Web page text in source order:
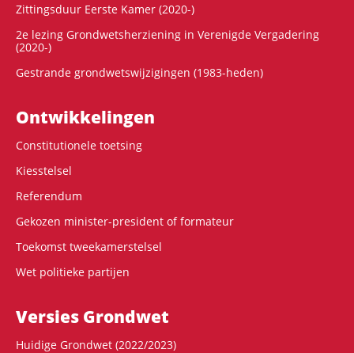
Zittingsduur Eerste Kamer (2020-)
2e lezing Grondwetsherziening in Verenigde Vergadering
(2020-)
Gestrande grondwetswijzigingen (1983-heden)
Ontwikke­lingen
Constitutionele toetsing
Kiesstelsel
Referendum
Gekozen minister-president of formateur
Toekomst tweekamerstelsel
Wet politieke partijen
Versies Grondwet
Huidige Grondwet (2022/2023)